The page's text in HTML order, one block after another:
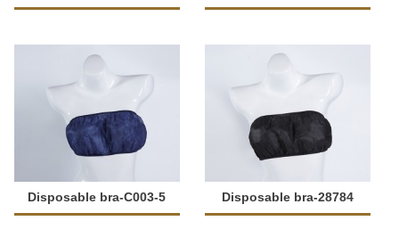
Disposable bra-C003-5 Disposable bra-28784